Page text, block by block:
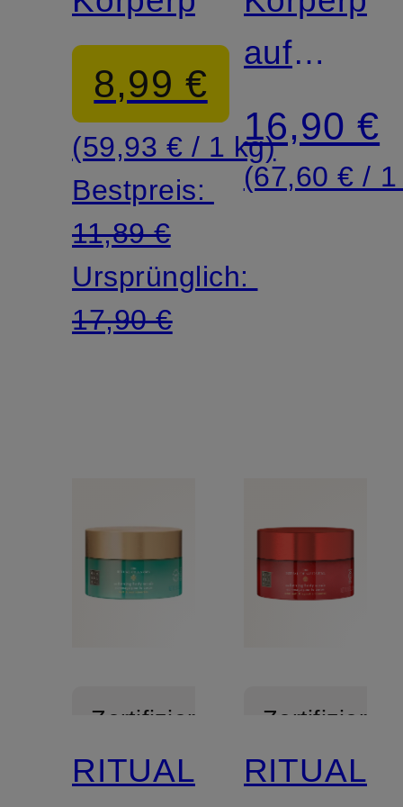
SESHEN
8,99 €
(59,93 € / 1 kg)
Bestpreis:
11,89 €
Ursprünglich:
17,90 €
SAKURA
auf
16,90 €
(67,60 € /
Zertifiziert
RITUALS
Zertifiziert
RITUALS